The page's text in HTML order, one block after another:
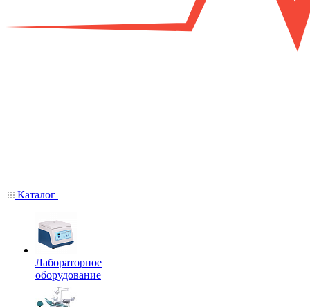
Каталог
Лабораторное
оборудование